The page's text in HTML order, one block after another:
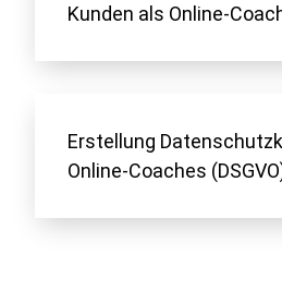
Kunden als Online-
Erstellung
Online-Coaches